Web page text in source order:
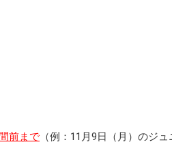
前まで （例：11月9日（月）のジ